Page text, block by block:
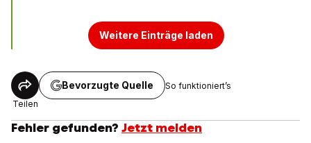
Weitere Einträge laden
Teilen
Bevorzugte Quelle So funktioniert’s
Fehler gefunden? Jetzt melden